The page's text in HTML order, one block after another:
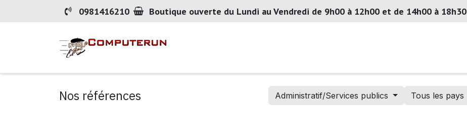
Se rendre au contenu0981416210 Boutique ouverte du Lundi au Vendredi de 9h00 à 12h00 et de 14h00 à 18h30
Nos références Administratif/Services publics Tous les pays